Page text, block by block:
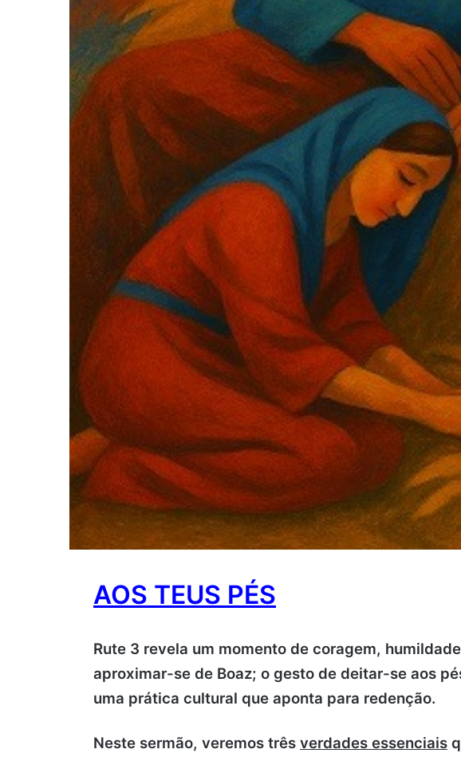
AOS TEUS PÉS
Rute 3 revela um momento de coragem,
aproximar-se de Boaz; o gesto de deitar-se aos
uma prática cultural que aponta para redenção.
Neste sermão, veremos três verdades essenciais